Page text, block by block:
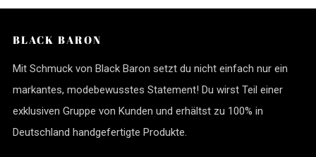
BLACK BARON
Mit Schmuck von Black Baron setzt du nicht einfach nur ein
markantes, modebewusstes Statement! Du wirst Teil einer
exklusiven Gruppe von Kunden und erhältst zu 100% in
Deutschland handgefertigte Produkte.